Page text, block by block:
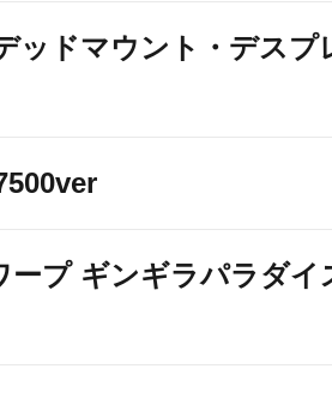
ッドマウント・デスプ
ープ ギンギラパラダイ